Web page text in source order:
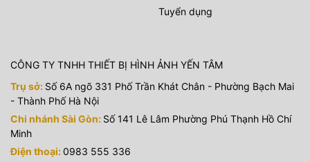
Tuyển dụng
CÔNG TY TNHH THIẾT BỊ HÌNH ẢNH YẾN TÂM
Trụ sở: Số 6A ngõ 331 Phố Trần Khát Chân - Phường Bạch Mai
- Thành Phố Hà Nội
Chi nhánh Sài Gòn: Số 141 Lê Lâm Phường Phú Thạnh Hồ Chí
Minh
Điện thoại:0983 555 336